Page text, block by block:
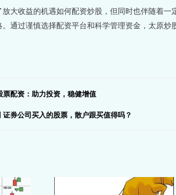
大收益的机遇如何配资炒股，但同时也伴随着
通过谨慎选择配资平台和科学管理资金，太原
配资：助力投资，稳健增值
券公司买入的股票，散户跟买值得吗？